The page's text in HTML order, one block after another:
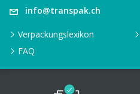
info@transpak.ch
Verpackungslexikon
FAQ